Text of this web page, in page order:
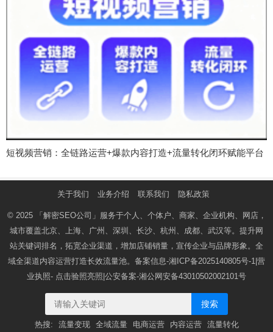
短视频营销：全链路运营+爆款内容打造+流量转化闭环赋能平台
关于我们 业务介绍 联系我们 隐私政策
© 2025 「解密SEO公司」 服务于个人、个体户、商家、企业机构、网店，
城市覆盖北京、上海、广州、深圳、长沙、杭州、成都、武汉等。提升网
站关键词排名，拓宽企业渠道，增加店铺销量，宣传企业与品牌形象。全
域全渠道内容运营打造长效流量池。备案信息-湘ICP备2025140805号-1 |营
业执照- 点击验照亮照 |公安备案-湘公网安备43010502002101号
搜索
热搜: 流量变现 全域流量 电商运营 内容运营 流量转化